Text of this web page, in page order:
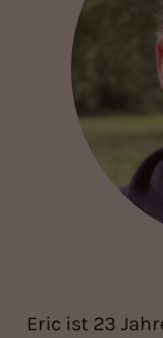
Eric ist 23